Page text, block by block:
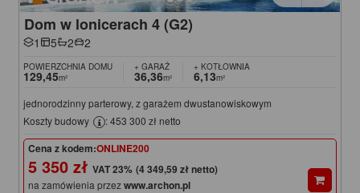
Dom w lonicerach 4 (G2)
1 5 2 2
POWIERZCHNIA DOMU
129,45m²
+ GARAŻ
36,36m²
+ KOTŁOWNIA
6,13m²
jednorodzinny parterowy, z garażem dwustanowiskowym
Koszty budowy
: 453 300 zł netto
Cena z kodem:ONLINE200
5 350 zł (4 349,59 zł netto)
na zamówienia przezwww.archon.pl